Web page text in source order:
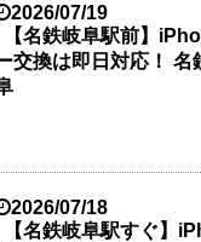
2026/07/19
【名鉄岐阜駅前】
交換は即日対応！ 名
2026/07/18
【名鉄岐阜駅すぐ】